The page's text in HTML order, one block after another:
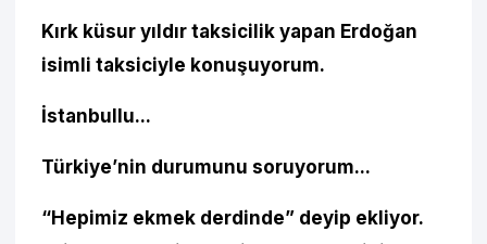
Kırk küsur yıldır taksicilik yapan Erdoğan
isimli taksiciyle konuşuyorum.
İstanbullu...
Türkiye’nin durumunu soruyorum...
“Hepimiz ekmek derdinde” deyip ekliyor.